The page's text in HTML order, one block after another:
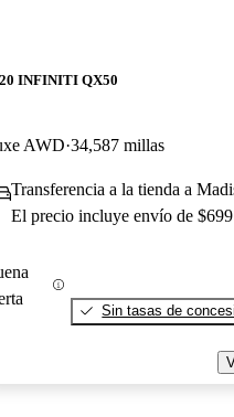
INFINITI QX50
AWD 34,587 millas
Transferencia a la tienda a
El precio incluye envío de $699
Sin tasas de